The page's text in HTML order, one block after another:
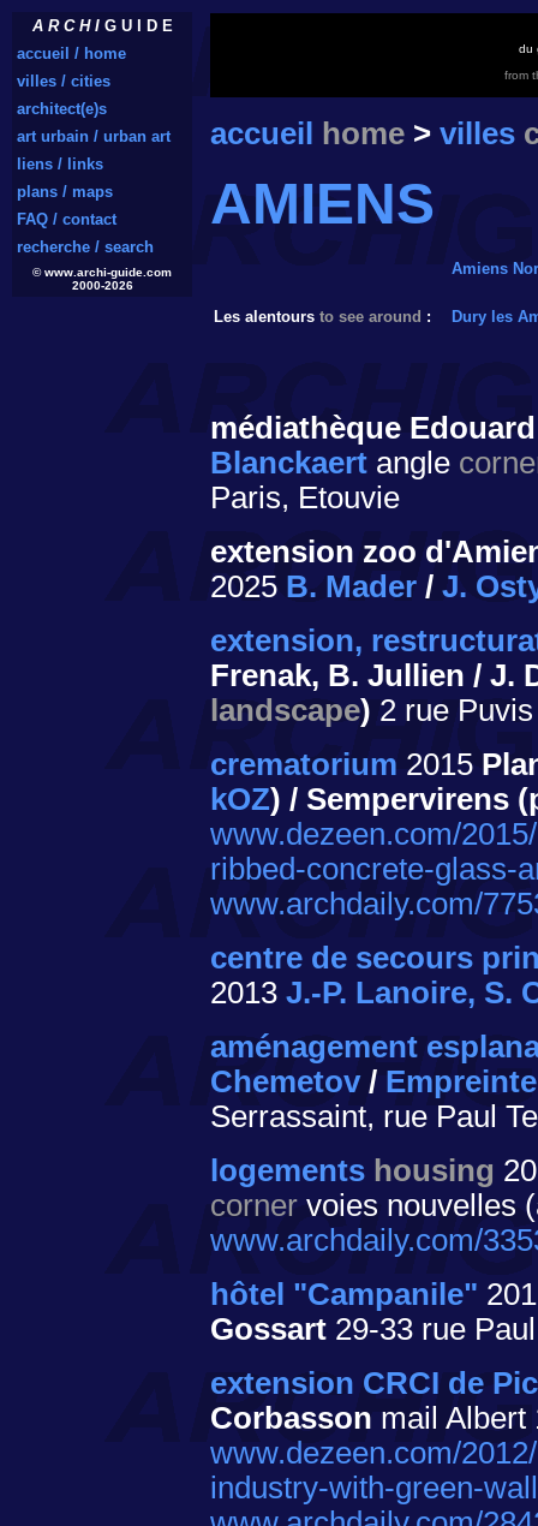
A R C H IG U I D E
accueil / home
villes / cities
architect(e)s
art urbain / urban art
liens / links
plans / maps
FAQ / contact
recherche / search
© www.archi-guide.com
2000-2026
du
from
accueil home > villes
AMIENS
Amiens
Les alentours to see around : Dury les
médiathèque
Blanckaert angle
Paris, Etouvie
extension zoo
2025 B. Mader / J.
extension,
Frenak, B. Jullien / J.
landscape) 2 rue
crematorium 2015
kOZ) / Sempervirens
www.dezeen.com/
ribbed-concrete-glass-
www.archdaily.com/
centre de secours
2013 J.-P. Lanoire, S.
aménagement
Chemetov/ Empreinte
Serrassaint, rue Paul
logements housing
corner voies nouvelles
www.archdaily.com/
hôtel "Campanile"
Gossart 29-33 rue
extension CRCI de
Corbasson mail Albert
www.dezeen.com/
industry-with-green-